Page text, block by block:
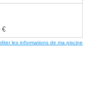
€
les informations de ma piscine